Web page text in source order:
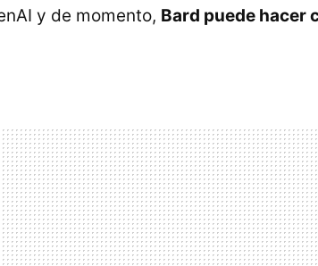
y de momento, Bard puede hacer